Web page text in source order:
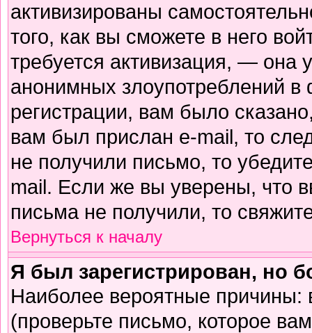
активизированы
того, как вы сможете в него
требуется активизация, — она
анонимных злоупотреблений
регистрации, вам было
вам был прислан e-mail, то
не получили письмо, то
mail. Если же вы уверены, что
письма не получили, то
Вернуться к началу
Я был зарегистрирован, но
Наиболее вероятные причины:
(проверьте письмо, которое